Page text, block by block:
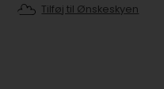
Tilføj til Ønskeskyen